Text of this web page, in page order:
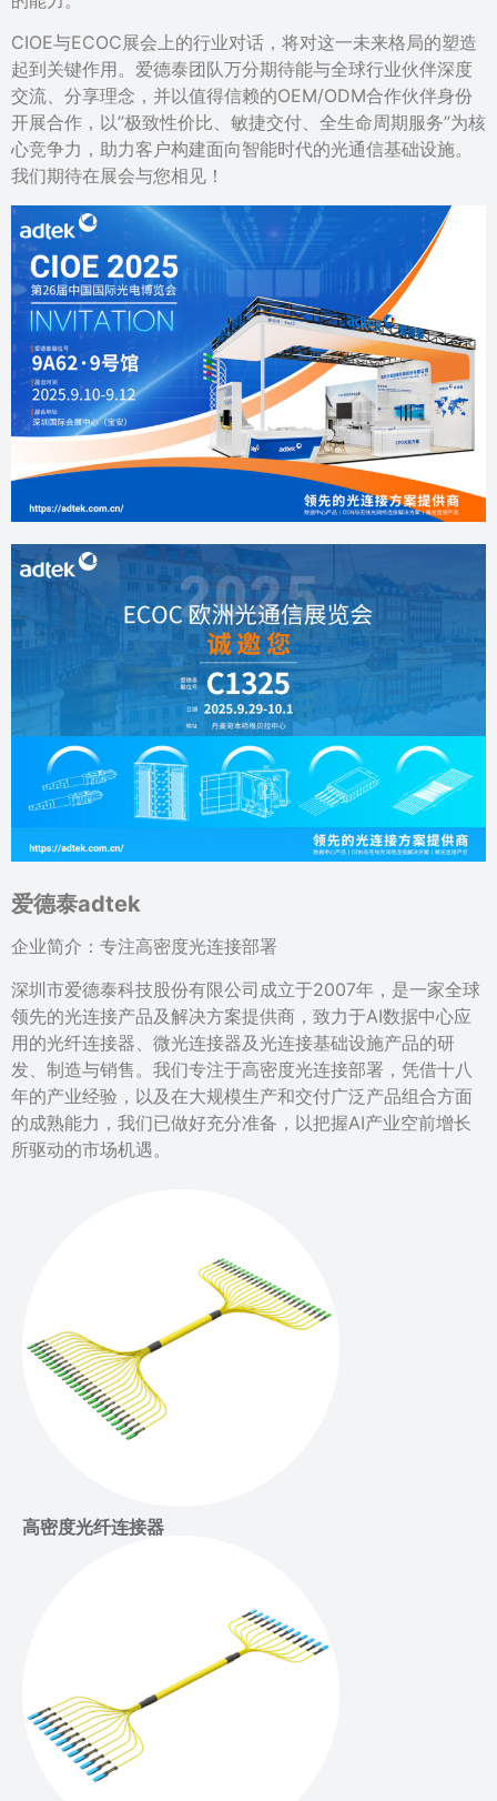
CIOE与ECOC展会上的行业对话，将对这一未来格局的塑造
起到关键作用。爱德泰团队万分期待能与全球行业伙伴深度
交流、分享理念，并以值得信赖的OEM/ODM合作伙伴身份
开展合作，以”极致性价比、敏捷交付、全生命周期服务”为核
心竞争力，助力客户构建面向智能时代的光通信基础设施。
我们期待在展会与您相见！
爱德泰adtek
企业简介：专注高密度光连接部署
深圳市爱德泰科技股份有限公司成立于2007年，是一家全球
领先的光连接产品及解决方案提供商，致力于AI数据中心应
用的光纤连接器、微光连接器及光连接基础设施产品的研
发、制造与销售。我们专注于高密度光连接部署，凭借十八
年的产业经验，以及在大规模生产和交付广泛产品组合方面
的成熟能力，我们已做好充分准备，以把握AI产业空前增长
所驱动的市场机遇。
高密度光纤连接器